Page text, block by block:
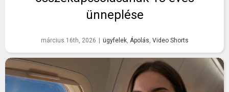
ünneplése
március 16th, 2026 ügyfelek, Ápolás, Video Shorts